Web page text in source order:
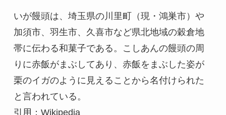
いが饅頭は、埼玉県の川里町（現・鴻巣市）や
加須市、羽生市、久喜市など県北地域の穀倉地
帯に伝わる和菓子である。こしあんの饅頭の周
りに赤飯がまぶしてあり、赤飯をまぶした姿が
栗のイガのように見えることから名付けられた
と言われている。
引用：Wikipedia